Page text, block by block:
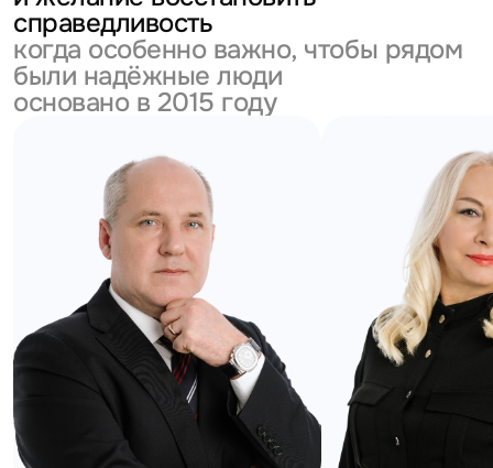
справедливость
когда особенно важно, чтобы рядом
были надёжные люди
основано в 2015 году